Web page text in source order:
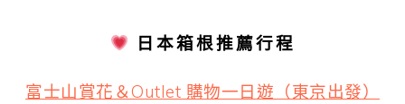
日本箱根推薦行程
富士山賞花＆Outlet 購物一日遊（東京出發）